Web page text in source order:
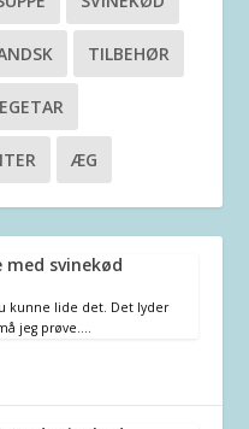
TILBEHØR
ÆG
svinekød
kunne lide det. Det lyder
jeg prøve.…